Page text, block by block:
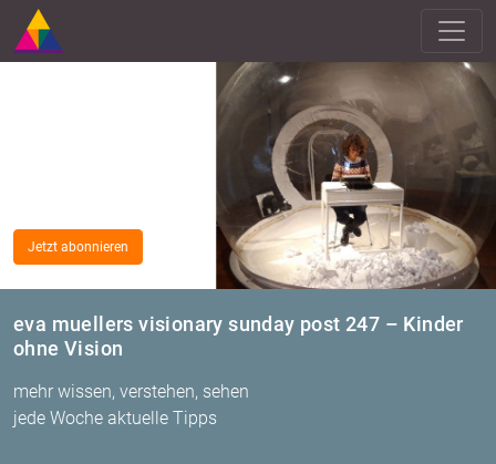
eva muellers visionary sunday post 247 – Kinder
ohne Vision
mehr wissen, verstehen, sehen
jede Woche aktuelle Tipps
Jetzt abonnieren